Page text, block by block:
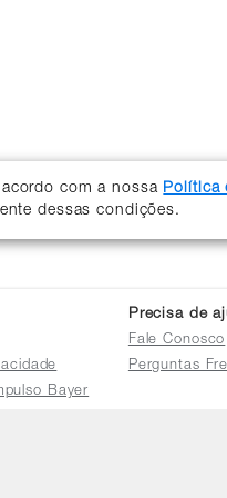
com a nossa Política
dessas condições.
Bayer
Precisa de
Fale Conosco
Perguntas